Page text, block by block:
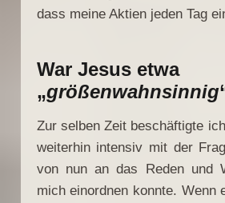
dass meine Aktien jeden Tag
War Jesus etwa
„größenwahnsinnig
Zur selben Zeit beschäftigte
weiterhin intensiv mit der
von nun an das Reden und
mich einordnen konnte. Wenn